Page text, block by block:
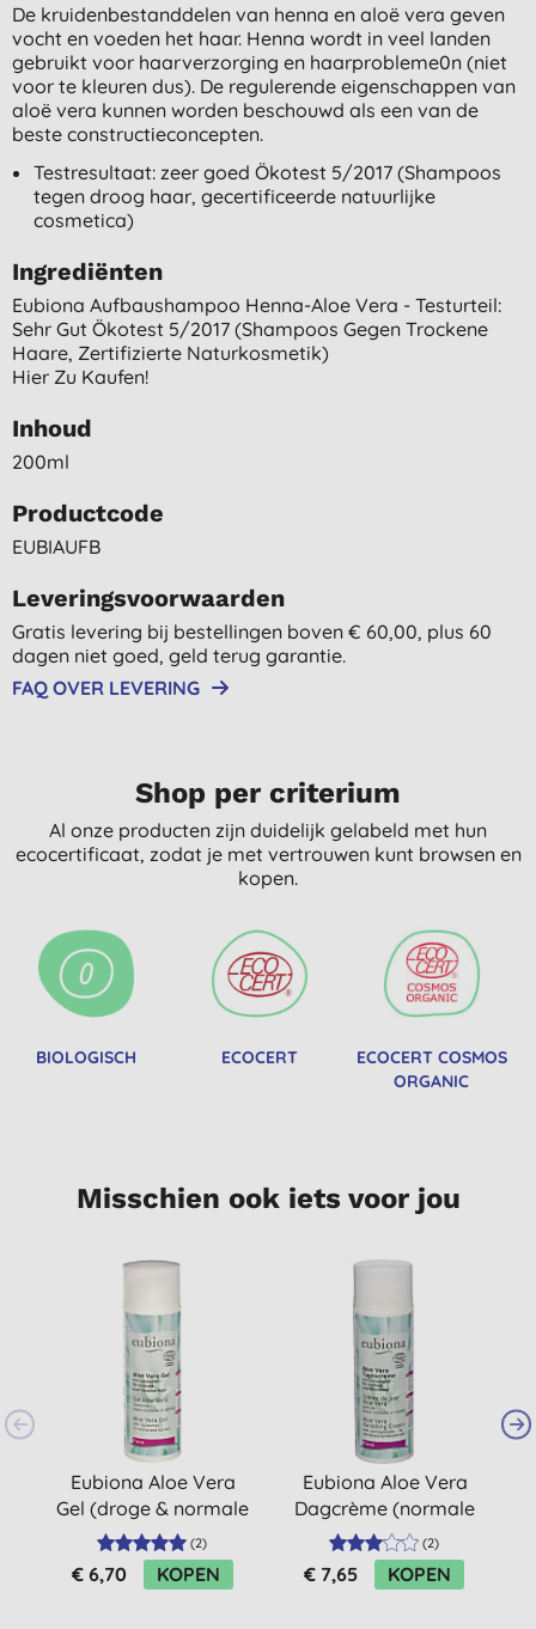
De kruidenbestanddelen van henna en aloë vera geven
vocht en voeden het haar. Henna wordt in veel landen
gebruikt voor haarverzorging en haarprobleme0n (niet
voor te kleuren dus). De regulerende eigenschappen van
aloë vera kunnen worden beschouwd als een van de
beste constructieconcepten.
Testresultaat: zeer goed Ökotest 5/2017 (Shampoos
tegen droog haar, gecertificeerde natuurlijke
cosmetica)
Ingrediënten
Eubiona Aufbaushampoo Henna-Aloe Vera - Testurteil:
Sehr Gut Ökotest 5/2017 (shampoos Gegen Trockene
Haare, Zertifizierte Naturkosmetik)
Hier Zu Kaufen!
Inhoud
200ml
Productcode
EUBIAUFB
Leveringsvoorwaarden
Gratis levering bij bestellingen boven € 60,00, plus 60
dagen niet goed, geld terug garantie.
FAQ OVER LEVERING
Shop per criterium
Al onze producten zijn duidelijk gelabeld met hun
ecocertificaat, zodat je met vertrouwen kunt browsen en
kopen.
BIOLOGISCH ECOCERT
ECOCERT COSMOS
ORGANIC
Misschien ook iets voor jou
Eubiona Aloe Vera
Gel (droge & normale
huid)
(2)
€ 6,70 KOPEN
Eubiona Aloe Vera
Dagcrème (normale
& gemengde huid)
(2)
€ 7,65 KOPEN